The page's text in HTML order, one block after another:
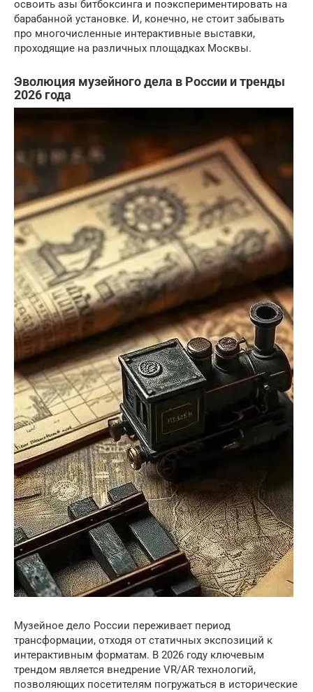
освоить азы битбоксинга и поэкспериментировать на
барабанной установке. И, конечно, не стоит забывать
про многочисленные интерактивные выставки,
проходящие на различных площадках Москвы.
Эволюция музейного дела в России и тренды
2026 года
Музейное дело России переживает период
трансформации, отходя от статичных экспозиций к
интерактивным форматам. В 2026 году ключевым
трендом является внедрение VR/AR технологий,
позволяющих посетителям погружаться в исторические